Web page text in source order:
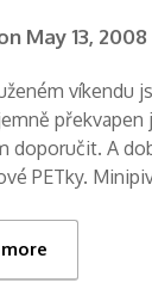
May 13, 2008
víkendu
překvapen
doporučit. A
PET­ky.